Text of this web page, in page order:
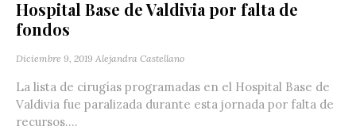
Hospital Base de Valdivia por falta de
fondos
Diciembre 9, 2019 Alejandra Castellano
La lista de cirugías programadas en el Hospital Base de
Valdivia fue paralizada durante esta jornada por falta de
recursos....